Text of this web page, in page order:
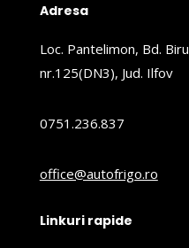
Adresa
Loc. Pantelimon, Bd.
nr.125(DN3), Jud. Ilfov
0751.236.837
office@autofrigo.ro
Linkuri rapide